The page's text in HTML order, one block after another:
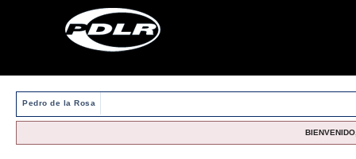
Pedro de la Rosa